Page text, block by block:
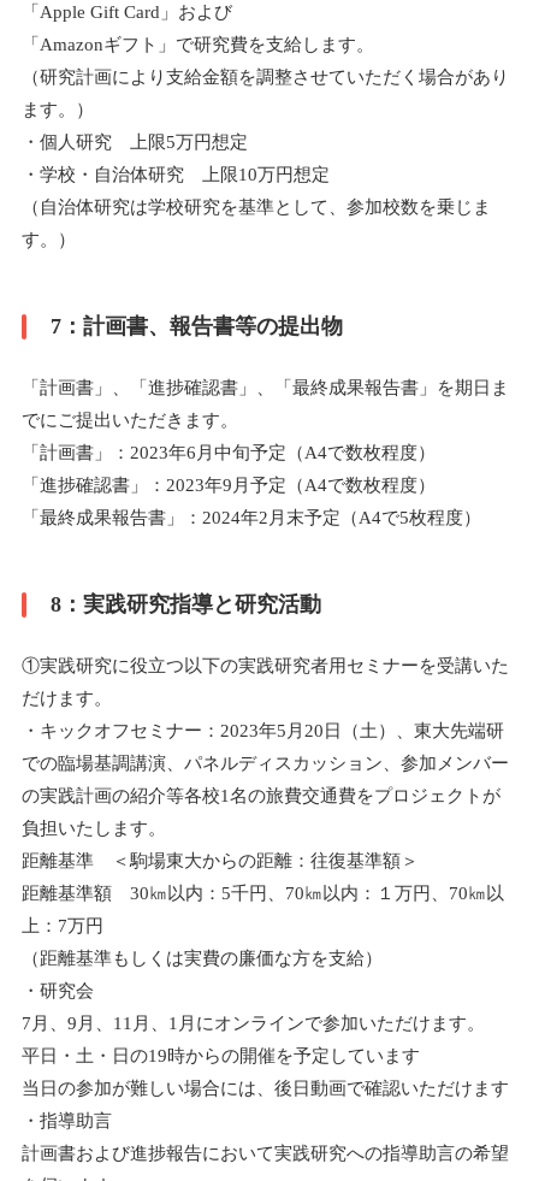
「Apple Gift Card」および
「Amazonギフト」で研究費を支給します。
（研究計画により支給金額を調整させていただく場合があり
ます。）
・個人研究 上限5万円想定
・学校・自治体研究 上限10万円想定
（自治体研究は学校研究を基準として、参加校数を乗じま
す。）
7：計画書、報告書等の提出物
「計画書」、「進捗確認書」、「最終成果報告書」を期日ま
でにご提出いただきます。
「計画書」：2023年6月中旬予定（A4で数枚程度）
「進捗確認書」：2023年9月予定（A4で数枚程度）
「最終成果報告書」：2024年2月末予定（A4で5枚程度）
8：実践研究指導と研究活動
①実践研究に役立つ以下の実践研究者用セミナーを受講いた
だけます。
・キックオフセミナー：2023年5月20日（土）、東大先端研
での臨場基調講演、パネルディスカッション、参加メンバー
の実践計画の紹介等各校1名の旅費交通費をプロジェクトが
負担いたします。
距離基準 ＜駒場東大からの距離：往復基準額＞
距離基準額 30㎞以内：5千円、70㎞以内：１万円、70㎞以
上：7万円
（距離基準もしくは実費の廉価な方を支給）
・研究会
7月、9月、11月、1月にオンラインで参加いただけます。
平日・土・日の19時からの開催を予定しています
当日の参加が難しい場合には、後日動画で確認いただけます
・指導助言
計画書および進捗報告において実践研究への指導助言の希望